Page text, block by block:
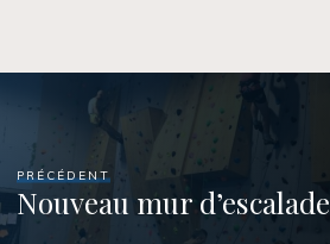
PRÉCÉDENT
Nouveau mur d’escalade